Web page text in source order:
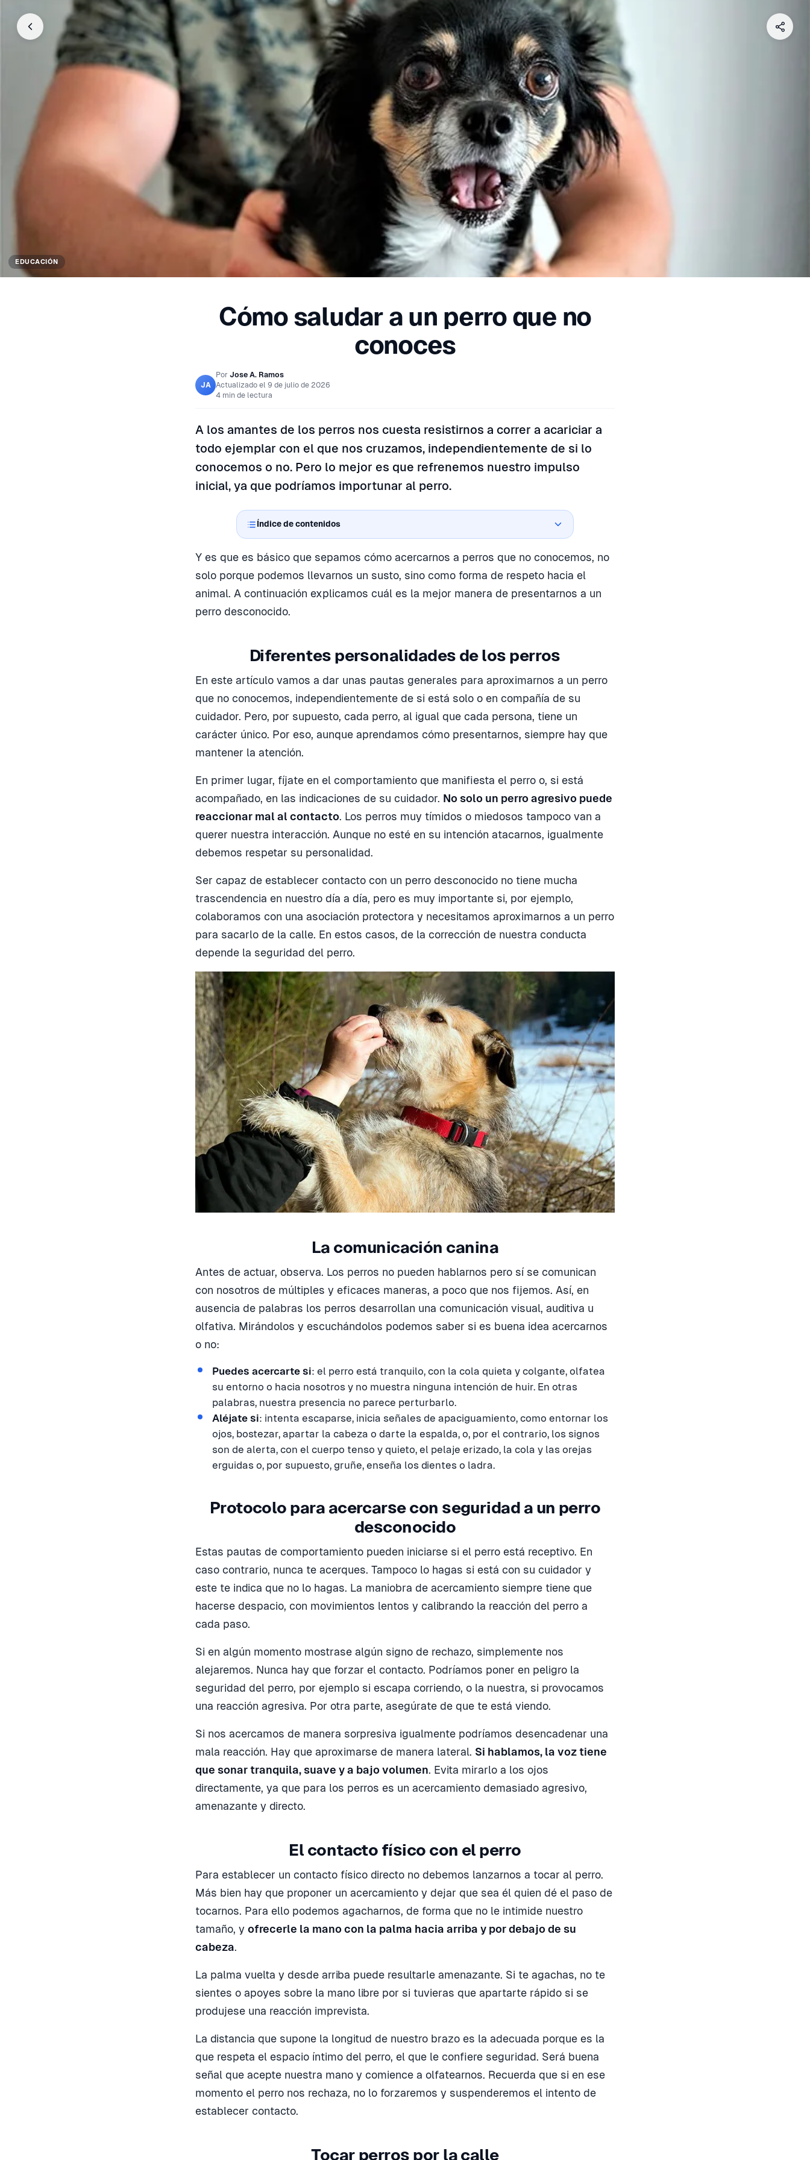
EDUCACIÓN
Cómo saludar a un perro que no
conoces
JA
Por Jose A. Ramos
Actualizado el 9 de julio de 2026
4 min de lectura
A los amantes de los perros nos cuesta resistirnos a correr a acariciar a
todo ejemplar con el que nos cruzamos, independientemente de si lo
conocemos o no. Pero lo mejor es que refrenemos nuestro impulso
inicial, ya que podríamos importunar al perro.
Índice de contenidos
Y es que es básico que sepamos cómo acercarnos a perros que no conocemos, no
solo porque podemos llevarnos un susto, sino como forma de respeto hacia el
animal. A continuación explicamos cuál es la mejor manera de presentarnos a un
perro desconocido.
Diferentes personalidades de los perros
En este artículo vamos a dar unas pautas generales para aproximarnos a un perro
que no conocemos, independientemente de si está solo o en compañía de su
cuidador. Pero, por supuesto, cada perro, al igual que cada persona, tiene un
carácter único. Por eso, aunque aprendamos cómo presentarnos, siempre hay que
mantener la atención.
En primer lugar, fíjate en el comportamiento que manifiesta el perro o, si está
acompañado, en las indicaciones de su cuidador. No solo un perro agresivo puede
reaccionar mal al contacto. Los perros muy tímidos o miedosos tampoco van a
querer nuestra interacción. Aunque no esté en su intención atacarnos, igualmente
debemos respetar su personalidad.
Ser capaz de establecer contacto con un perro desconocido no tiene mucha
trascendencia en nuestro día a día, pero es muy importante si, por ejemplo,
colaboramos con una asociación protectora y necesitamos aproximarnos a un perro
para sacarlo de la calle. En estos casos, de la corrección de nuestra conducta
depende la seguridad del perro.
La comunicación canina
Antes de actuar, observa. Los perros no pueden hablarnos pero sí se comunican
con nosotros de múltiples y eficaces maneras, a poco que nos fijemos. Así, en
ausencia de palabras los perros desarrollan una comunicación visual, auditiva u
olfativa. Mirándolos y escuchándolos podemos saber si es buena idea acercarnos
o no:
Puedes acercarte si: el perro está tranquilo, con la cola quieta y colgante, olfatea
su entorno o hacia nosotros y no muestra ninguna intención de huir. En otras
palabras, nuestra presencia no parece perturbarlo.
Aléjate si: intenta escaparse, inicia señales de apaciguamiento, como entornar los
ojos, bostezar, apartar la cabeza o darte la espalda, o, por el contrario, los signos
son de alerta, con el cuerpo tenso y quieto, el pelaje erizado, la cola y las orejas
erguidas o, por supuesto, gruñe, enseña los dientes o ladra.
Protocolo para acercarse con seguridad a un perro
desconocido
Estas pautas de comportamiento pueden iniciarse si el perro está receptivo. En
caso contrario, nunca te acerques. Tampoco lo hagas si está con su cuidador y
este te indica que no lo hagas. La maniobra de acercamiento siempre tiene que
hacerse despacio, con movimientos lentos y calibrando la reacción del perro a
cada paso.
Si en algún momento mostrase algún signo de rechazo, simplemente nos
alejaremos. Nunca hay que forzar el contacto. Podríamos poner en peligro la
seguridad del perro, por ejemplo si escapa corriendo, o la nuestra, si provocamos
una reacción agresiva. Por otra parte, asegúrate de que te está viendo.
Si nos acercamos de manera sorpresiva igualmente podríamos desencadenar una
mala reacción. Hay que aproximarse de manera lateral. Si hablamos, la voz tiene
que sonar tranquila, suave y a bajo volumen. Evita mirarlo a los ojos
directamente, ya que para los perros es un acercamiento demasiado agresivo,
amenazante y directo.
El contacto físico con el perro
Para establecer un contacto físico directo no debemos lanzarnos a tocar al perro.
Más bien hay que proponer un acercamiento y dejar que sea él quien dé el paso de
tocarnos. Para ello podemos agacharnos, de forma que no le intimide nuestro
tamaño, y ofrecerle la mano con la palma hacia arriba y por debajo de su
cabeza.
La palma vuelta y desde arriba puede resultarle amenazante. Si te agachas, no te
sientes o apoyes sobre la mano libre por si tuvieras que apartarte rápido si se
produjese una reacción imprevista.
La distancia que supone la longitud de nuestro brazo es la adecuada porque es la
que respeta el espacio íntimo del perro, el que le confiere seguridad. Será buena
señal que acepte nuestra mano y comience a olfatearnos. Recuerda que si en ese
momento el perro nos rechaza, no lo forzaremos y suspenderemos el intento de
establecer contacto.
Tocar perros por la calle